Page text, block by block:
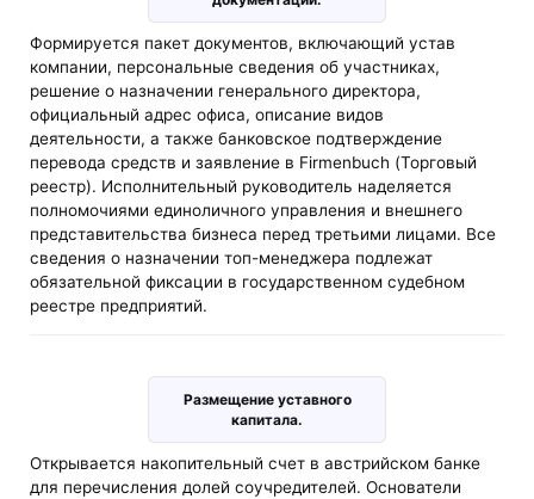
Формируется пакет документов, включающий устав
компании, персональные сведения об участниках,
решение о назначении генерального директора,
официальный адрес офиса, описание видов
деятельности, а также банковское подтверждение
перевода средств и заявление в Firmenbuch (Торговый
реестр). Исполнительный руководитель наделяется
полномочиями единоличного управления и внешнего
представительства бизнеса перед третьими лицами. Все
сведения о назначении топ-менеджера подлежат
обязательной фиксации в государственном судебном
реестре предприятий.
Размещение уставного
капитала.
Открывается накопительный счет в австрийском банке
для перечисления долей соучредителей. Основатели